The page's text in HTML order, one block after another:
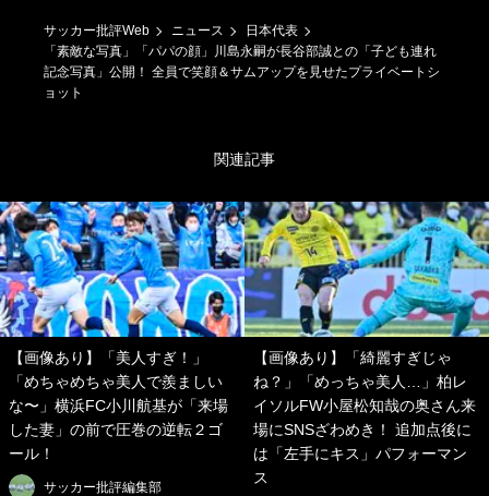
サッカー批評Web ニュース
日本代表
「素敵な写真」「パパの顔」川島永嗣が長谷部誠との「子ども連れ
記念写真」公開！ 全員で笑顔＆サムアップを見せたプライベートシ
ョット
関連記事
【画像あり】「美人すぎ！」
「めちゃめちゃ美人で羨ましい
な〜」横浜FC小川航基が「来場
した妻」の前で圧巻の逆転２ゴ
ール！
サッカー批評編集部
【画像あり】「綺麗すぎじゃ
ね？」「めっちゃ美人…」柏レ
イソルFW小屋松知哉の奥さん来
場にSNSざわめき！ 追加点後に
は「左手にキス」パフォーマン
ス